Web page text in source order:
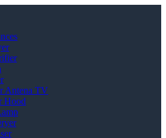
Antena TV
Hood